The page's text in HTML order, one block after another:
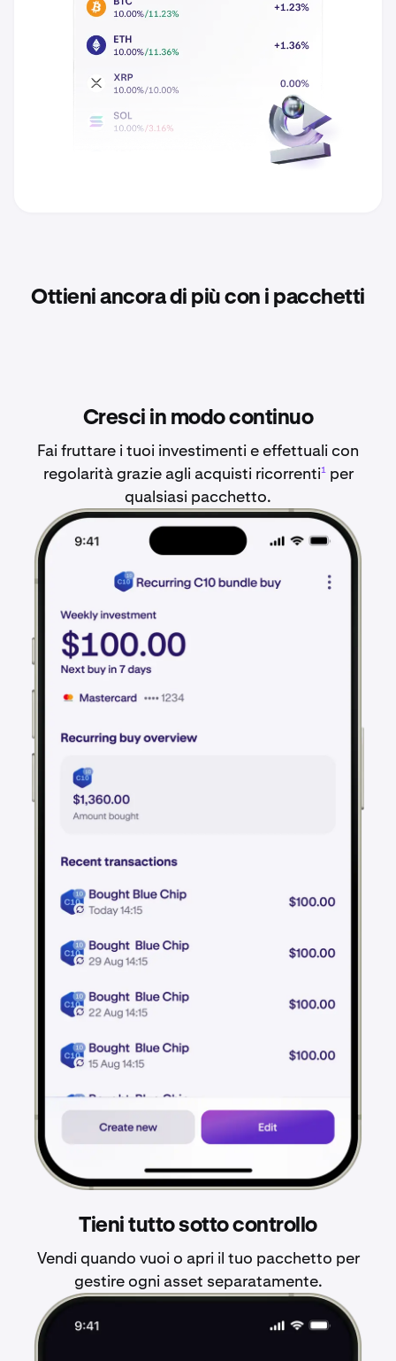
Ottieni ancora di più con i pacchetti
Cresci in modo continuo
Fai fruttare i tuoi investimenti e effettuali con
regolarità grazie agli acquisti ricorrenti1per
qualsiasi pacchetto.
Tieni tutto sotto controllo
Vendi quando vuoi o apri il tuo pacchetto per
gestire ogni asset separatamente.